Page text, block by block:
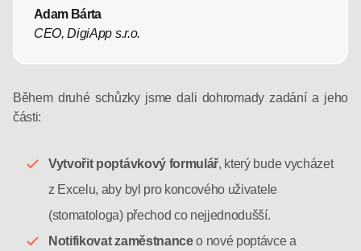
Adam Bárta
CEO, DigiApp s.r.o.
Během druhé schůzky jsme dali dohromady zadání a jeho
části:
Vytvořit poptávkový formulář, který bude vycházet
z Excelu, aby byl pro koncového uživatele
(stomatologa) přechod co nejjednodušší.
Notifikovat zaměstnanceo nové poptávce a